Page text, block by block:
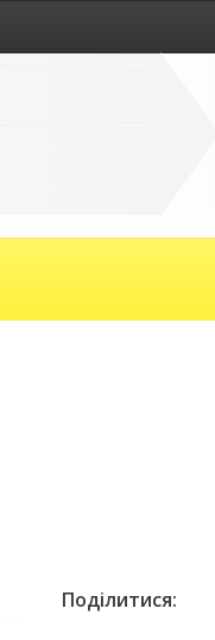
Поділитися: